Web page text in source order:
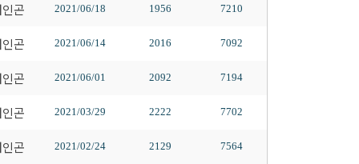
곤 2021/06/18 1956 7210
곤 2021/06/14 2016 7092
곤 2021/06/01 2092 7194
곤 2021/03/29 2222 7702
곤 2021/02/24 2129 7564